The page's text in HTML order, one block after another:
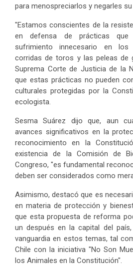
para menospreciarlos y negarles
"Estamos conscientes de la
en defensa de prácticas que
sufrimiento innecesario en
corridas de toros y las peleas de
Suprema Corte de Justicia de la
que estas prácticas no pueden
culturales protegidas por la
ecologista.
Sesma Suárez dijo que, aun
avances significativos en la
reconocimiento en la
existencia de la Comisión de
Congreso, "es fundamental
deben ser considerados como
Asimismo, destacó que es
en materia de protección y
que esta propuesta de reforma
un después en la capital del
vanguardia en estos temas, tal
Chile con la iniciativa "No Son
los Animales en la Constitución".